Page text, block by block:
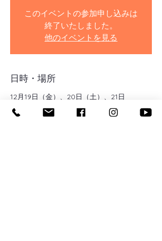
このイベントの参加申し込みは
終了いたしました。
他のイベントを見る
日時・場所
12月19日（金）、20日（土）、21日
（日）、22（月）、23日（火）
千葉市緑区高田町